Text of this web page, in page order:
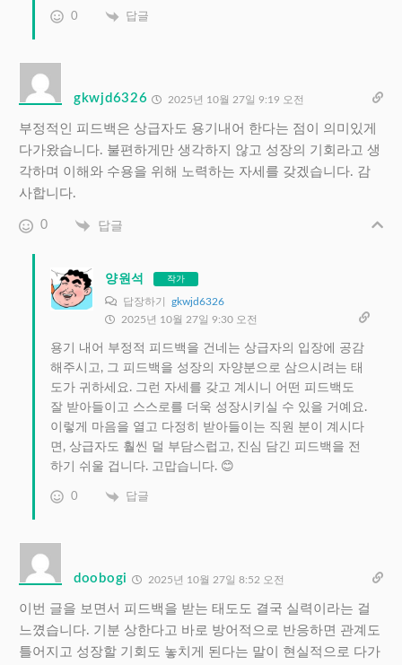
0 답글
gkwjd6326 2025년 10월 27일 9:19 오전
부정적인 피드백은 상급자도 용기내어 한다는 점이 의미있게
다가왔습니다. 불편하게만 생각하지 않고 성장의 기회라고 생
각하며 이해와 수용을 위해 노력하는 자세를 갖겠습니다. 감
사합니다.
0 답글
양원석 작가
답장하기 gkwjd6326
2025년 10월 27일 9:30 오전
용기 내어 부정적 피드백을 건네는 상급자의 입장에 공감
해주시고, 그 피드백을 성장의 자양분으로 삼으시려는 태
도가 귀하세요. 그런 자세를 갖고 계시니 어떤 피드백도
잘 받아들이고 스스로를 더욱 성장시키실 수 있을 거예요.
이렇게 마음을 열고 다정히 받아들이는 직원 분이 계시다
면, 상급자도 훨씬 덜 부담스럽고, 진심 담긴 피드백을 전
하기 쉬울 겁니다. 고맙습니다. 😊
0 답글
doobogi 2025년 10월 27일 8:52 오전
이번 글을 보면서 피드백을 받는 태도도 결국 실력이라는 걸
느꼈습니다. 기분 상한다고 바로 방어적으로 반응하면 관계도
틀어지고 성장할 기회도 놓치게 된다는 말이 현실적으로 다가